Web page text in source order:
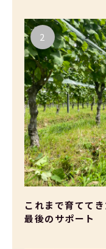
これまで育てて
最後のサポート